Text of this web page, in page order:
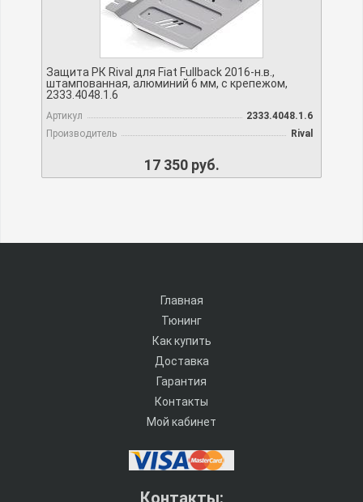
Защита РК Rival для Fiat Fullback 2016-н.в.,
штампованная, алюминий 6 мм, с крепежом,
2333.4048.1.6
Артикул
2333.4048.1.6
Производитель
Rival
17 350 руб.
Главная
Тюнинг
Как купить
Доставка
Гарантия
Контакты
Мой кабинет
Контакты: